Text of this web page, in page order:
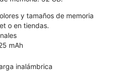
y tamaños de memoria
o en tiendas.
mAh
inalámbrica